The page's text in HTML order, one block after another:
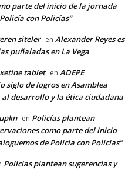
parte del inicio de la jornada
con Policías”
siteler en Alexander Reyes es
puñaladas en La Vega
tablet en ADEPE
siglo de logros en Asamblea
al desarrollo y la ética ciudadana
en Policías plantean
como parte del inicio
de Policía con Policías”
Policías plantean sugerencias y